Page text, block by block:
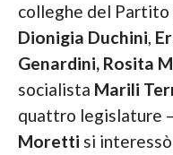
colleghe del
Dionigia Duchini,
Genardini, Rosita
socialista Marili
quattro legislature
Moretti si